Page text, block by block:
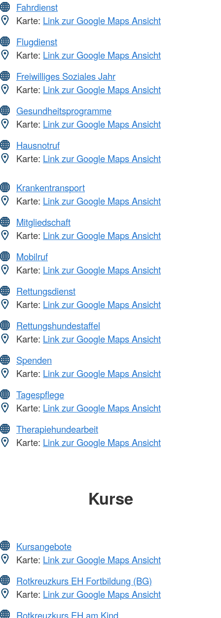
Fahrdienst
Karte: Link zur Google Maps Ansicht
Flugdienst
Karte: Link zur Google Maps Ansicht
Freiwilliges Soziales Jahr
Karte: Link zur Google Maps Ansicht
Gesundheitsprogramme
Karte: Link zur Google Maps Ansicht
Hausnotruf
Karte: Link zur Google Maps Ansicht
Krankentransport
Karte: Link zur Google Maps Ansicht
Mitgliedschaft
Karte: Link zur Google Maps Ansicht
Mobilruf
Karte: Link zur Google Maps Ansicht
Rettungsdienst
Karte: Link zur Google Maps Ansicht
Rettungshundestaffel
Karte: Link zur Google Maps Ansicht
Spenden
Karte: Link zur Google Maps Ansicht
Tagespflege
Karte: Link zur Google Maps Ansicht
Therapiehundearbeit
Karte: Link zur Google Maps Ansicht
Kurse
Kursangebote
Karte: Link zur Google Maps Ansicht
Rotkreuzkurs EH Fortbildung (BG)
Karte: Link zur Google Maps Ansicht
Rotkreuzkurs EH am Kind